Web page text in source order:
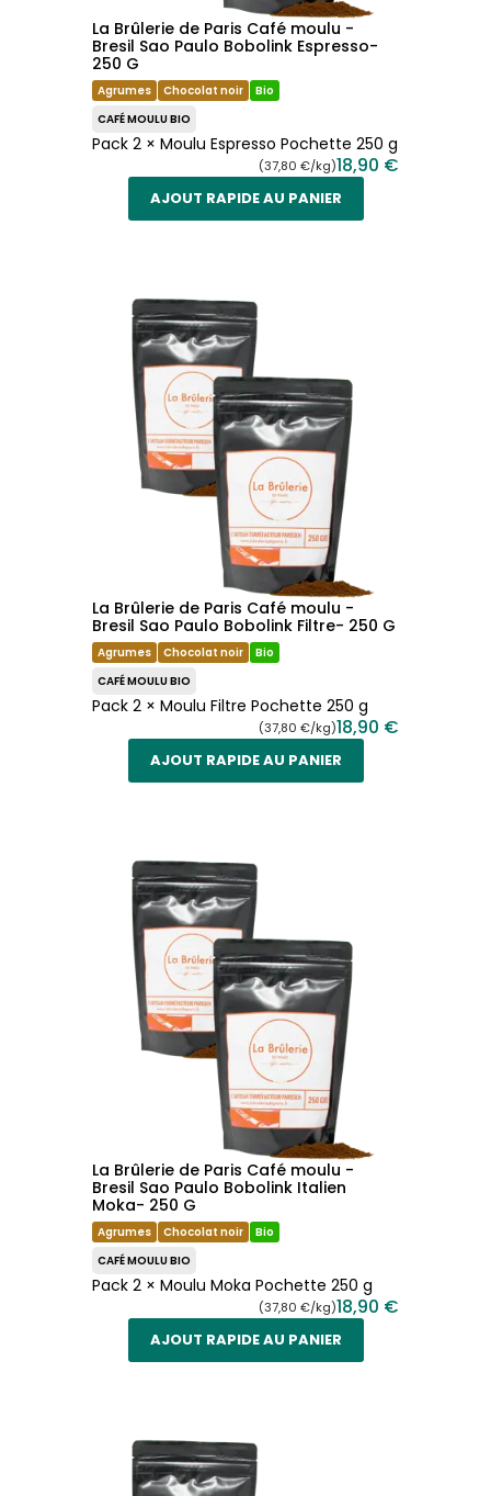
La Brûlerie de Paris Café moulu -
Bresil Sao Paulo Bobolink Espresso-
250 G
Agrumes Chocolat noir
Bio
CAFÉ MOULU BIO
Pack 2 × Moulu Espresso Pochette 250 g
(37,80 €/kg)18,90 €
AJOUT RAPIDE AU PANIER
La Brûlerie de Paris Café moulu -
Bresil Sao Paulo Bobolink Filtre- 250 G
Agrumes Chocolat noir
Bio
CAFÉ MOULU BIO
Pack 2 × Moulu Filtre Pochette 250 g
(37,80 €/kg)18,90 €
AJOUT RAPIDE AU PANIER
La Brûlerie de Paris Café moulu -
Bresil Sao Paulo Bobolink Italien
Moka- 250 G
Agrumes Chocolat noir
Bio
CAFÉ MOULU BIO
Pack 2 × Moulu Moka Pochette 250 g
(37,80 €/kg)18,90 €
AJOUT RAPIDE AU PANIER